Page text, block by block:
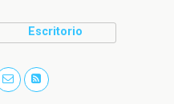
Escritorio